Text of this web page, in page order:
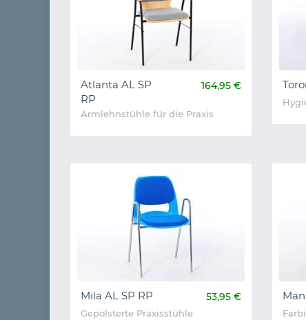
Atlanta AL SP
RP
164,95 €
Armlehnstühle für die Praxis
Mila AL SP RP 53,95 €
Gepolsterte Praxisstühle